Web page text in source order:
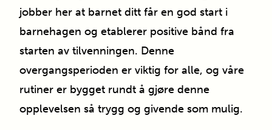
jobber her at barnet ditt får en god start i
barnehagen og etablerer positive bånd fra
starten av tilvenningen. Denne
overgangsperioden er viktig for alle, og våre
rutiner er bygget rundt å gjøre denne
opplevelsen så trygg og givende som mulig.